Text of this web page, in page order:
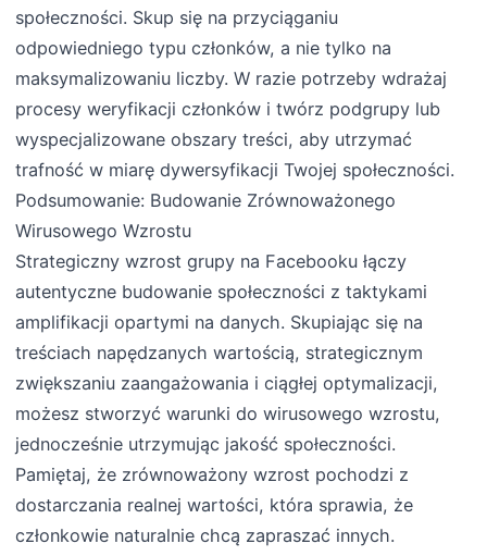
społeczności. Skup się na przyciąganiu
odpowiedniego typu członków, a nie tylko na
maksymalizowaniu liczby. W razie potrzeby wdrażaj
procesy weryfikacji członków i twórz podgrupy lub
wyspecjalizowane obszary treści, aby utrzymać
trafność w miarę dywersyfikacji Twojej społeczności.
Podsumowanie: Budowanie Zrównoważonego
Wirusowego Wzrostu
Strategiczny wzrost grupy na Facebooku łączy
autentyczne budowanie społeczności z taktykami
amplifikacji opartymi na danych. Skupiając się na
treściach napędzanych wartością, strategicznym
zwiększaniu zaangażowania i ciągłej optymalizacji,
możesz stworzyć warunki do wirusowego wzrostu,
jednocześnie utrzymując jakość społeczności.
Pamiętaj, że zrównoważony wzrost pochodzi z
dostarczania realnej wartości, która sprawia, że
członkowie naturalnie chcą zapraszać innych.